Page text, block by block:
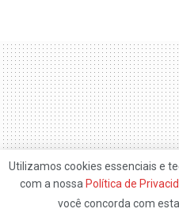
Utilizamos cookies essenciais e
com a nossa Política de
você concorda com